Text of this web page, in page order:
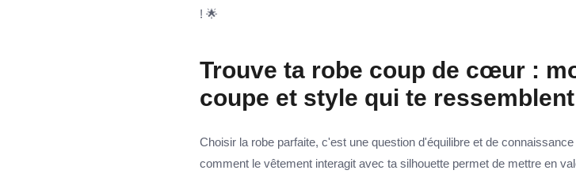
! 🌟
Trouve ta robe coup de cœur :
coupe et style qui te ressemblent
Choisir la robe parfaite, c'est une question d'équilibre et de
comment le vêtement interagit avec ta silhouette permet de mettre en